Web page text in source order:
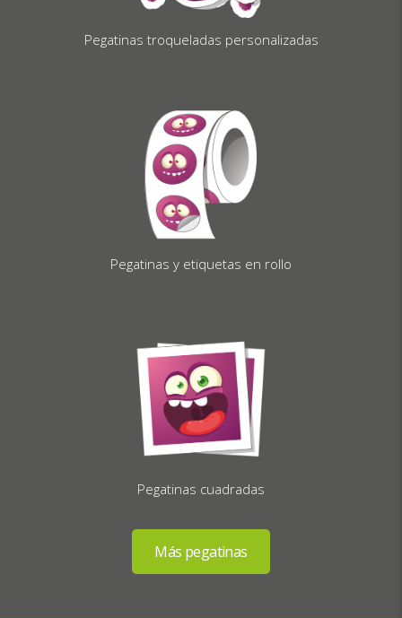
Pegatinas troqueladas personalizadas
Pegatinas y etiquetas en rollo
Pegatinas cuadradas